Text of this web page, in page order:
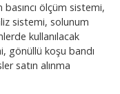
ölçüm sistemi,
sistemi, solunum
kullanılacak
gönüllü koşu bandı
satın alınma